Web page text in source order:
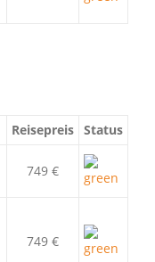
Reisepreis Status
749 €
749 €